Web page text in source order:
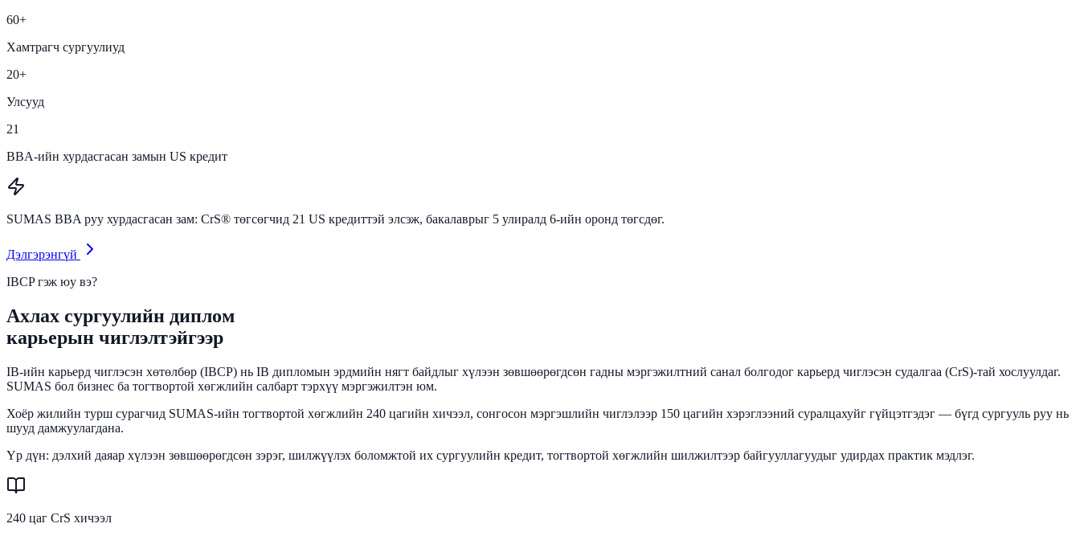
60+
Хамтрагч сургуулиуд
20+
Улсууд
21
BBA-ийн хурдасгасан замын US кредит
SUMAS BBA руу хурдасгасан зам: CrS® төгсөгчид 21 US кредиттэй элсэж, бакалаврыг 5 улиралд 6-ийн оронд төгсдөг.
Дэлгэрэнгүй
IBCP гэж юу вэ?
Ахлах сургуулийн диплом
карьерын чиглэлтэйгээр
IB-ийн карьерд чиглэсэн хөтөлбөр (IBCP) нь IB дипломын эрдмийн нягт байдлыг хүлээн зөвшөөрөгдсөн гадны мэргэжилтний санал болгодог карьерд чиглэсэн судалгаа (CrS)-тай хослуулдаг.
SUMAS бол бизнес ба тогтвортой хөгжлийн салбарт тэрхүү мэргэжилтэн юм.
Хоёр жилийн турш сурагчид SUMAS-ийн тогтвортой хөгжлийн 240 цагийн хичээл, сонгосон мэргэшлийн чиглэлээр 150 цагийн хэрэглээний суралцахуйг гүйцэтгэдэг — бүгд сургууль руу нь
шууд дамжуулагдана.
Үр дүн: дэлхий даяар хүлээн зөвшөөрөгдсөн зэрэг, шилжүүлэх боломжтой их сургуулийн кредит, тогтвортой хөгжлийн шилжилтээр байгууллагуудыг удирдах практик мэдлэг.
240 цаг CrS хичээл